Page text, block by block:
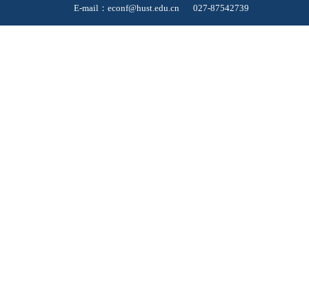
E-mail：econf@hust.edu.cn
027-87542739